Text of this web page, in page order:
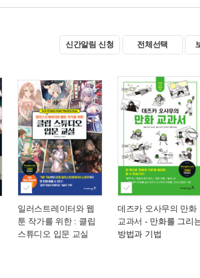
신간알림 신청 전체선택
일러스트레이터와 웹
툰 작가를 위한 : 클립
스튜디오 입문 교실
데즈카 오사무의 만화
교과서 - 만화를 그리
방법과 기법